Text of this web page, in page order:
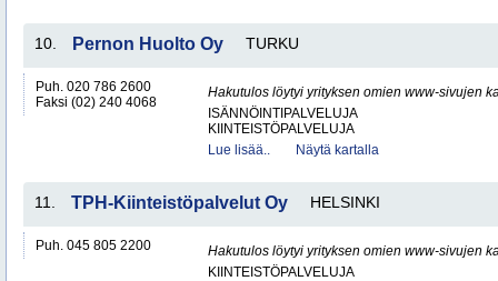
10. Pernon Huolto Oy TURKU
Puh. 020 786 2600
Faksi (02) 240 4068
Hakutulos löytyi yrityksen omien www-sivujen
ISÄNNÖINTIPALVELUJA
KIINTEISTÖPALVELUJA
Lue lisää..
Näytä kartalla
11. TPH-Kiinteistöpalvelut Oy HELSINKI
Puh. 045 805 2200
Hakutulos löytyi yrityksen omien www-sivujen
KIINTEISTÖPALVELUJA